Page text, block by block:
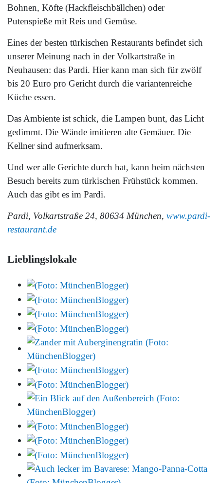
Bohnen, Köfte (Hackfleischbällchen) oder
Putenspieße mit Reis und Gemüse.
Eines der besten türkischen Restaurants befindet sich
unserer Meinung nach in der Volkartstraße in
Neuhausen: das Pardi. Hier kann man sich für zwölf
bis 20 Euro pro Gericht durch die variantenreiche
Küche essen.
Das Ambiente ist schick, die Lampen bunt, das Licht
gedimmt. Die Wände imitieren alte Gemäuer. Die
Kellner sind aufmerksam.
Und wer alle Gerichte durch hat, kann beim nächsten
Besuch bereits zum türkischen Frühstück kommen.
Auch das gibt es im Pardi.
Pardi, Volkartstraße 24, 80634 München, www.pardi-
restaurant.de
Lieblingslokale